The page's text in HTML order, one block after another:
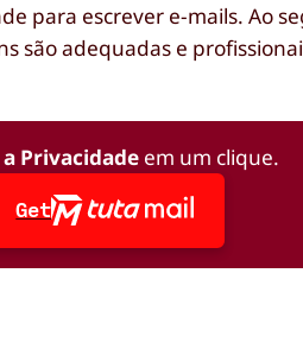
para escrever e-mails. Ao
são adequadas e
Privacidade em um clique.
Get